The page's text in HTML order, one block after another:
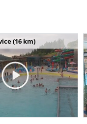
(16 km)